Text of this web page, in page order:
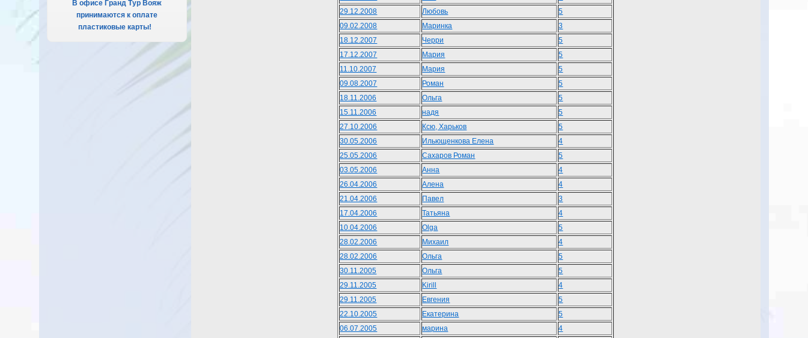
В офисе Гранд Тур Вояж
принимаются к оплате
пластиковые карты!
29.12.2008
Любовь
5
09.02.2008
Маринка
3
18.12.2007
Черри
5
17.12.2007
Мария
5
11.10.2007
Мария
5
09.08.2007
Роман
5
18.11.2006
Ольга
5
15.11.2006
надя
5
27.10.2006
Ксю, Харьков
5
30.05.2006
Ильющенкова Елена
4
25.05.2006
Сахаров Роман
5
03.05.2006
Анна
4
26.04.2006
Алена
4
21.04.2006
Павел
3
17.04.2006
Татьяна
4
10.04.2006
Olga
5
28.02.2006
Михаил
4
28.02.2006
Ольга
5
30.11.2005
Ольга
5
29.11.2005
Kirill
4
29.11.2005
Евгения
5
22.10.2005
Екатерина
5
06.07.2005
марина
4